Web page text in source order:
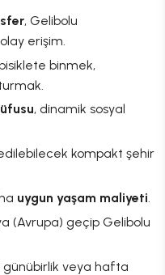
, Gelibolu
erişim.
binmek,
, dinamik sosyal
kompakt şehir
uygun yaşam maliyeti.
(Avrupa) geçip Gelibolu
günübirlik veya hafta